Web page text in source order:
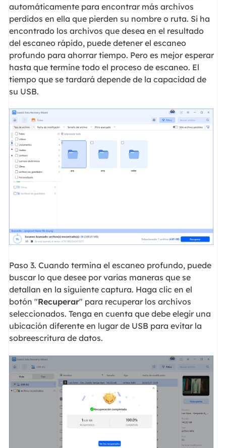
automáticamente para encontrar más archivos
perdidos en ella que pierden su nombre o ruta. Si ha
encontrado los archivos que desea en el resultado
del escaneo rápido, puede detener el escaneo
profundo para ahorrar tiempo. Pero es mejor esperar
hasta que termine todo el proceso de escaneo. El
tiempo que se tardará depende de la capacidad de
su USB.
Paso 3. Cuando termina el escaneo profundo, puede
buscar lo que desee por varias maneras que se
detallan en la siguiente captura. Haga clic en el
botón "Recuperar" para recuperar los archivos
seleccionados. Tenga en cuenta que debe elegir una
ubicación diferente en lugar de USB para evitar la
sobreescritura de datos.